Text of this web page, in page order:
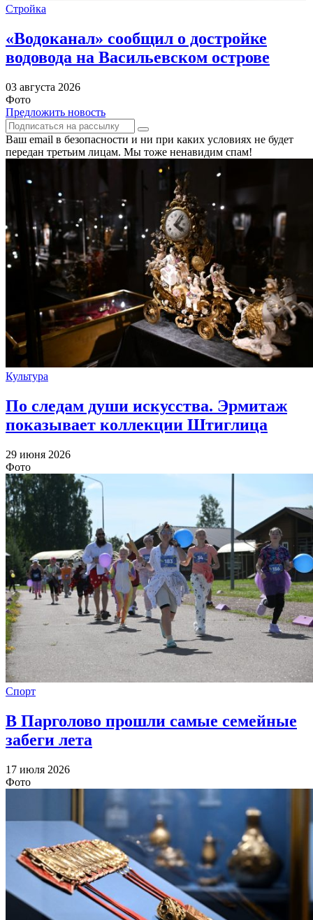
Стройка
«Водоканал» сообщил о достройке
водовода на Васильевском острове
03 августа 2026
Фото
Предложить новость
Ваш email в безопасности и ни при каких условиях не будет
передан третьим лицам. Мы тоже ненавидим спам!
Культура
По следам души искусства. Эрмитаж
показывает коллекции Штиглица
29 июня 2026
Фото
Спорт
В Парголово прошли самые семейные
забеги лета
17 июля 2026
Фото